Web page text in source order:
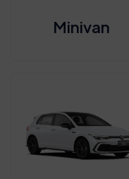
Minivan